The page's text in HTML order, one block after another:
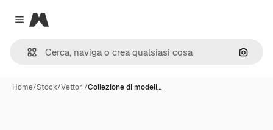
Close menu
Magnific
Cerca
Home/Stock/Vettori/Collezione di modell…